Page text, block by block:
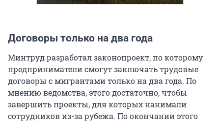
Договоры только на два года
Минтруд разработал законопроект, по которому
предприниматели смогут заключать трудовые
договоры с мигрантами только на два года. По
мнению ведомства, этого достаточно, чтобы
завершить проекты, для которых нанимали
сотрудников из-за рубежа. По окончании этого